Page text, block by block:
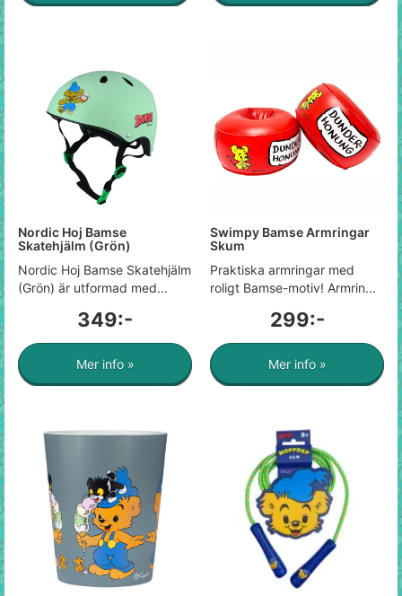
Nordic Hoj Bamse
Skatehjälm (Grön)
Nordic Hoj Bamse Skatehjälm
(Grön) är utformad med...
349:-
Mer info »
Swimpy Bamse Armringar
Skum
Praktiska armringar med
roligt Bamse-motiv! Armrin...
299:-
Mer info »